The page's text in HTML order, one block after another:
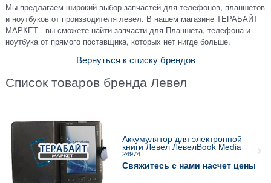
Мы предлагаем широкий выбор запчастей для телефонов, планшетов
и ноутбуков от производителя левел. В нашем магазине ТЕРАБАЙТ
МАРКЕТ - вы сможете найти запчасти для Планшета, телефона и
ноутбука от прямого поставщика, которых нет нигде больше.
Вернуться к списку брендов
Список товаров бренда Левел
Аккумулятор для электронной
книги Левел ЛевелBook Media
24974
Свяжитесь с нами насчет цены